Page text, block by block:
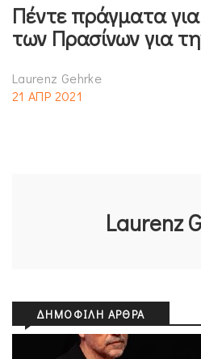
Πέντε πράγματα
των Πρασίνων για
Laurenz Gehrke
21 ΑΠΡ 2021
Laurenz
ΔΗΜΟΦΙΛΉ ΆΡΘΡΑ